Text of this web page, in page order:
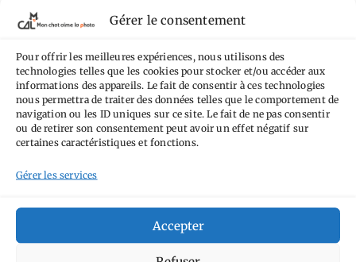
Gérer le consentement
Pour offrir les meilleures expériences, nous utilisons des
technologies telles que les cookies pour stocker et/ou accéder aux
informations des appareils. Le fait de consentir à ces technologies
nous permettra de traiter des données telles que le comportement de
navigation ou les ID uniques sur ce site. Le fait de ne pas consentir
ou de retirer son consentement peut avoir un effet négatif sur
certaines caractéristiques et fonctions.
Gérer les services
Accepter
Tags
AilleursAimez-vous bordel Allemagne
Anti tourisme
Hébergement
La Défense Normandie